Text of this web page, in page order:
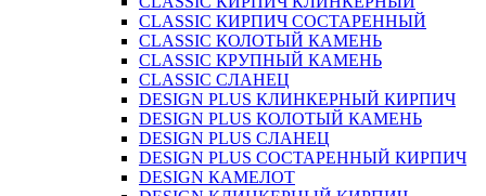
CLASSIC КИРПИЧ СОСТАРЕННЫЙ
CLASSIC КОЛОТЫЙ КАМЕНЬ
CLASSIC КРУПНЫЙ КАМЕНЬ
CLASSIC СЛАНЕЦ
DESIGN PLUS КЛИНКЕРНЫЙ КИРПИЧ
DESIGN PLUS КОЛОТЫЙ КАМЕНЬ
DESIGN PLUS СЛАНЕЦ
DESIGN PLUS СОСТАРЕННЫЙ КИРПИЧ
DESIGN КАМЕЛОТ